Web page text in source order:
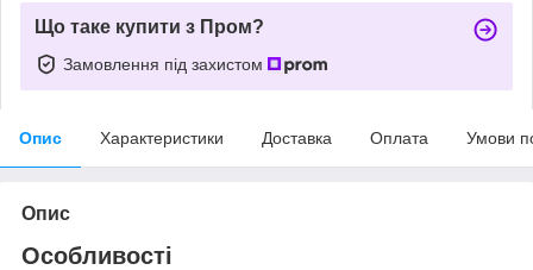
Що таке купити з Пром?
Замовлення під захистом
Опис Характеристики Доставка Оплата Умови
Опис
Особливості